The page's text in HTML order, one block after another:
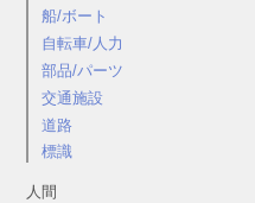
船/ボート
自転車/人力
部品/パーツ
交通施設
道路
標識
人間